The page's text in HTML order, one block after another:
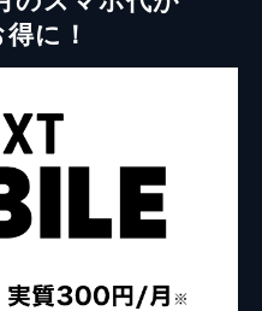
に！